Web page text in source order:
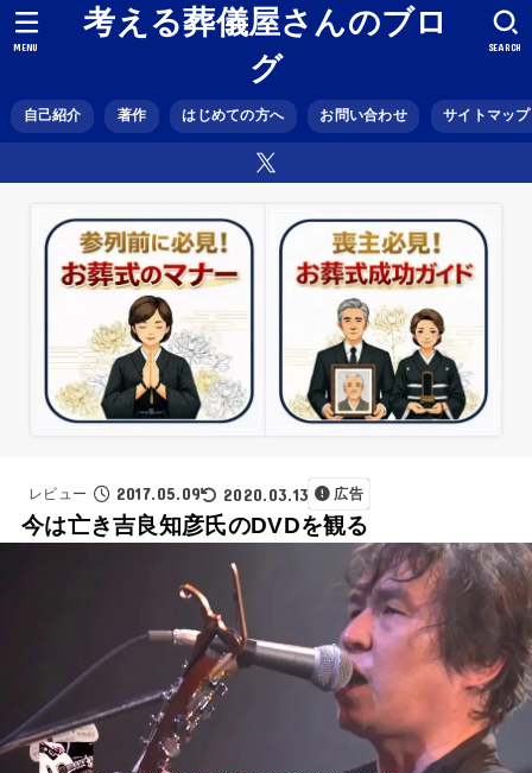
考える葬儀屋さんのブロ
グ
自己紹介 著作 はじめての方へ お問い合わせ サイトマップ
SEARCH
MENU
レビュー 2017.05.09 2020.03.13 広告
今は亡き吉良知彦氏のDVDを観る